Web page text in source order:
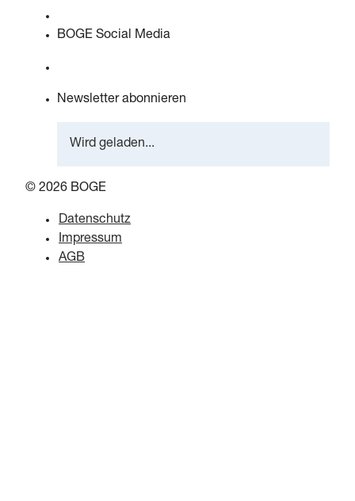
BOGE Social Media
Newsletter abonnieren
Wird geladen...
© 2026 BOGE
Datenschutz
Impressum
AGB